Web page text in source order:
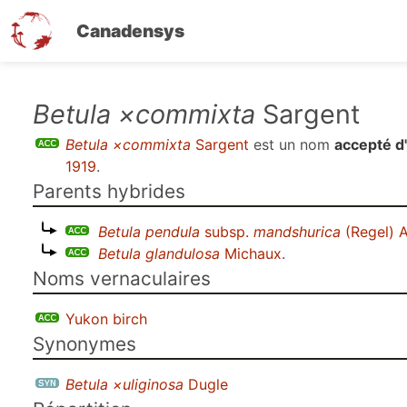
Canadensys
contenu
Betula ×commixta Sargent
Betula ×commixta Sargent est un nom accepté
1919.
Parents hybrides
Betula pendula subsp. mandshurica (Regel)
Betula glandulosa Michaux.
Noms vernaculaires
Yukon birch
Synonymes
Betula ×uliginosa Dugle